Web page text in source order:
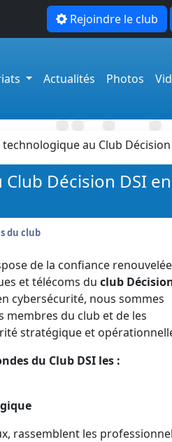
Rejoindre le club
Actualités Photos
au Club Décision
Décision DSI en
du club
de la confiance renouvelée
et télécoms du club
cybersécurité, nous sommes
du club et de les
stratégique et
du Club DSI les :
rassemblent les